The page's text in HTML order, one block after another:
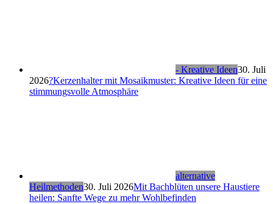
- Kreative Ideen30. Juli
2026?Kerzenhalter mit Mosaikmuster: Kreative Ideen für eine
stimmungsvolle Atmosphäre
alternative
Heilmethoden30. Juli 2026Mit Bachblüten unsere Haustiere
heilen: Sanfte Wege zu mehr Wohlbefinden